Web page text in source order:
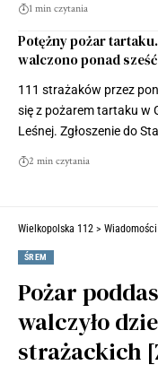
1 min czytania
Potężny pożar
walczono ponad
111 strażaków przez
się z pożarem tartaku w
Leśnej. Zgłoszenie do
2 min czytania
Wielkopolska 112 > Wiadomości
ŚREM
Pożar
walczyło
strażackich